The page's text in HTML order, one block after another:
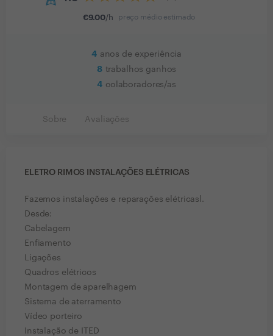
€9.00/h preço médio estimado
4 anos de experiência
8 trabalhos ganhos
4 colaboradores/as
Sobre Avaliações
ELETRO RIMOS INSTALAÇÕES ELÉTRICAS
Fazemos instalações e reparações elétricasl.
Desde:
Cabelagem
Enfiamento
Ligações
Quadros elétricos
Montagem de aparelhagem
Sistema de aterramento
Vídeo porteiro
Instalação de ITED